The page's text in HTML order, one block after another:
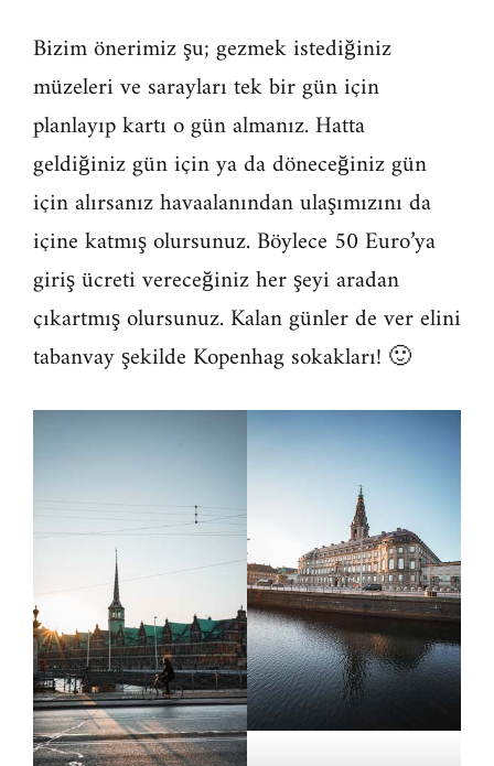
Bizim önerimiz şu; gezmek istediğiniz
müzeleri ve sarayları tek bir gün için
planlayıp kartı o gün almanız. Hatta
geldiğiniz gün için ya da döneceğiniz gün
için alırsanız havaalanından ulaşımızını da
içine katmış olursunuz. Böylece 50 Euro’ya
giriş ücreti vereceğiniz her şeyi aradan
çıkartmış olursunuz. Kalan günler de ver elini
tabanvay şekilde Kopenhag sokakları! 🙂